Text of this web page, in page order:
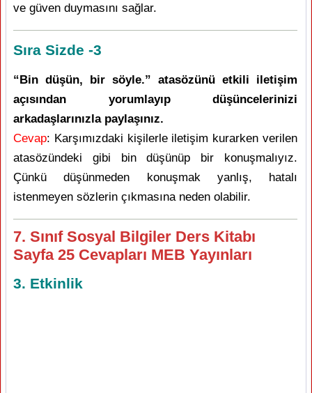
ve güven duymasını sağlar.
Sıra Sizde -3
“Bin düşün, bir söyle.” atasözünü etkili iletişim
açısından yorumlayıp düşüncelerinizi
arkadaşlarınızla paylaşınız.
Cevap: Karşımızdaki kişilerle iletişim kurarken verilen
atasözündeki gibi bin düşünüp bir konuşmalıyız.
Çünkü düşünmeden konuşmak yanlış, hatalı
istenmeyen sözlerin çıkmasına neden olabilir.
7. Sınıf Sosyal Bilgiler Ders Kitabı
Sayfa 25 Cevapları MEB Yayınları
3. Etkinlik